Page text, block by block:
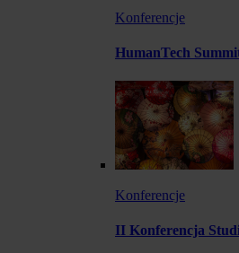
Konferencje
HumanTech
Konferencje
II Konferencja